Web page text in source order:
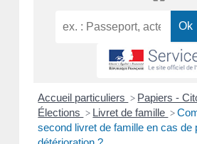
Accueil particuliers > Papiers -
Élections > Livret de famille >
second livret de famille en cas de